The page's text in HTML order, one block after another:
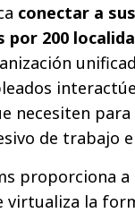
conectar a
por 200
necesiten
de trabajo
proporciona a
virtualiza la